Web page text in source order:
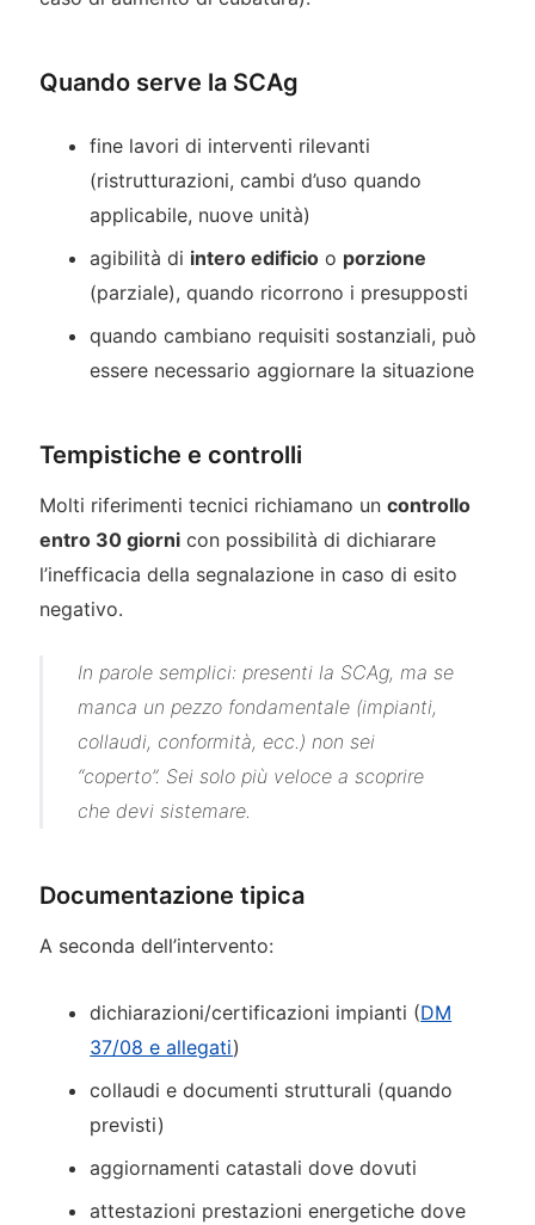
Quando serve la SCAg
fine lavori di interventi rilevanti
(ristrutturazioni, cambi d’uso quando
applicabile, nuove unità)
agibilità di intero edificio o porzione
(parziale), quando ricorrono i presupposti
quando cambiano requisiti sostanziali, può
essere necessario aggiornare la situazione
Tempistiche e controlli
Molti riferimenti tecnici richiamano un controllo
entro 30 giornicon possibilità di dichiarare
l’inefficacia della segnalazione in caso di esito
negativo.
In parole semplici: presenti la SCAg, ma se
manca un pezzo fondamentale (impianti,
collaudi, conformità, ecc.) non sei
“coperto”. Sei solo più veloce a scoprire
che devi sistemare.
Documentazione tipica
A seconda dell’intervento:
dichiarazioni/certificazioni impianti (DM
37/08 e allegati)
collaudi e documenti strutturali (quando
previsti)
aggiornamenti catastali dove dovuti
attestazioni prestazioni energetiche dove